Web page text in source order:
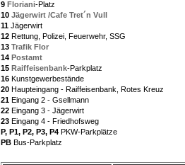
9 Floriani-Platz
10 Jägerwirt /Cafe Tret´n Vull
11 Jägerwirt
12 Rettung, Polizei, Feuerwehr, SSG
13 Trafik Flor
14 Postamt
15 Raiffeisenbank-Parkplatz
16 Kunstgewerbestände
20 Haupteingang - Raiffeisenbank, Rotes Kreuz
21 Eingang 2 - Gsellmann
22 Eingang 3 - Jägerwirt
23 Eingang 4 - Friedhofsweg
P, P1, P2, P3, P4 PKW-Parkplätze
PB Bus-Parkplatz